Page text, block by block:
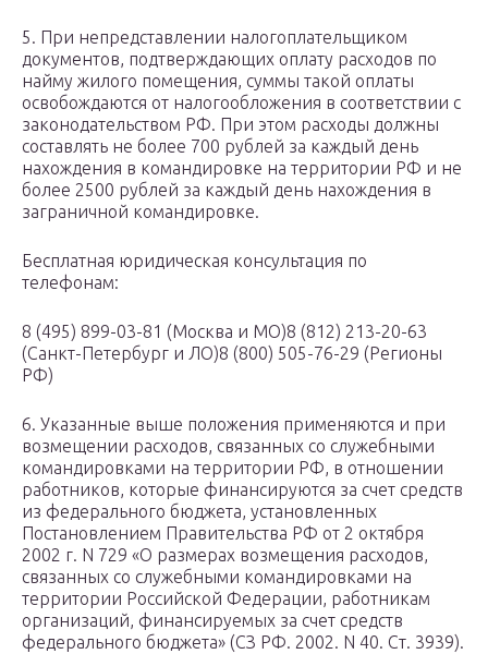
5. При непредставлении налогоплательщиком
документов, подтверждающих оплату расходов по
найму жилого помещения, суммы такой оплаты
освобождаются от налогообложения в соответствии с
законодательством РФ. При этом расходы должны
составлять не более 700 рублей за каждый день
нахождения в командировке на территории РФ и не
более 2500 рублей за каждый день нахождения в
заграничной командировке.
Бесплатная юридическая консультация по
телефонам:
8 (495) 899-03-81 (Москва и МО)8 (812) 213-20-63
(Санкт-Петербург и ЛО)8 (800) 505-76-29 (Регионы
РФ)
6. Указанные выше положения применяются и при
возмещении расходов, связанных со служебными
командировками на территории РФ, в отношении
работников, которые финансируются за счет средств
из федерального бюджета, установленных
Постановлением Правительства РФ от 2 октября
2002 г. N 729 «О размерах возмещения расходов,
связанных со служебными командировками на
территории Российской Федерации, работникам
организаций, финансируемых за счет средств
федерального бюджета» (СЗ РФ. 2002. N 40. Ст. 3939).